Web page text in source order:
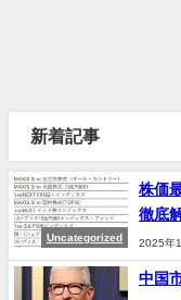
新着記事
Uncategorized
株価
徹底
2025年
中国